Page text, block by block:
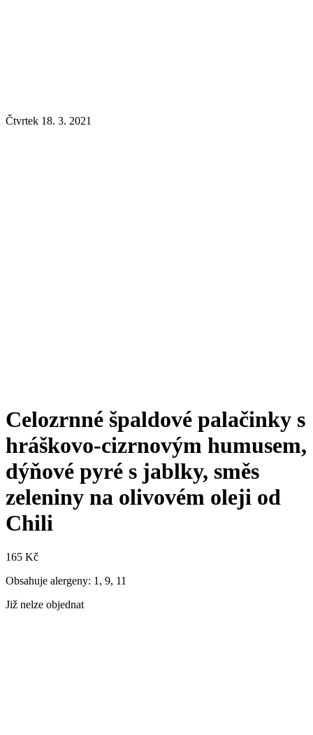
Čtvrtek 18. 3. 2021
Celozrnné špaldové palačinky s
hráškovo-cizrnovým humusem,
dýňové pyré s jablky, směs
zeleniny na olivovém oleji od
Chili
165 Kč
Obsahuje alergeny: 1, 9, 11
Již nelze objednat